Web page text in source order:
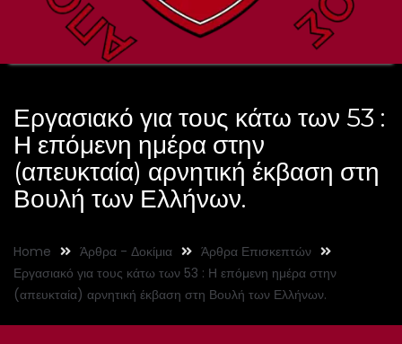
Εργασιακό για τους κάτω των 53 :
Η επόμενη ημέρα στην
(απευκταία) αρνητική έκβαση στη
Βουλή των Ελλήνων.
Home Άρθρα - Δοκίμια
Άρθρα Επισκεπτών
Εργασιακό για τους κάτω των 53 : Η επόμενη ημέρα στην
(απευκταία) αρνητική έκβαση στη Βουλή των Ελλήνων.